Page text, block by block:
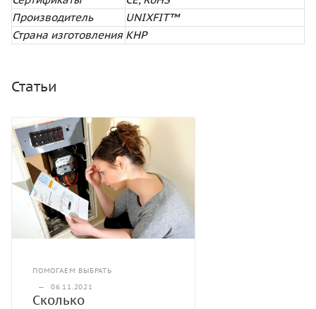
Производитель
UNIXFIT™
Страна изготовления КНР
Статьи
ПОМОГАЕМ ВЫБРАТЬ
—
06.11.2021
Сколько